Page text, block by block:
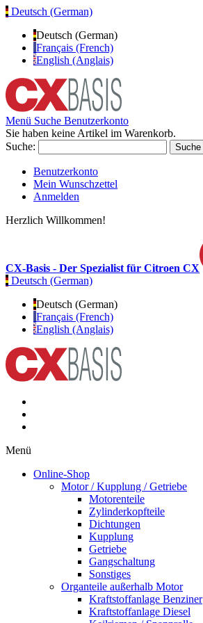
Deutsch (German)
Deutsch (German)
Français (French)
English (Anglais)
Menü Suche Benutzerkonto
Sie haben keine Artikel im Warenkorb.
Suche:
Suche
Benutzerkonto
Mein Wunschzettel
Anmelden
Herzlich Willkommen!
CX-Basis - Der Spezialist für Citroen CX
Deutsch (German)
Deutsch (German)
Français (French)
English (Anglais)
Menü
Online-Shop
Motor / Kupplung / Getriebe
Motorenteile
Zylinderkopfteile
Dichtungen
Kupplung
Getriebe
Gangschaltung
Sonstiges
Organteile außerhalb Motor
Kraftstoffanlage Benziner
Kraftstoffanlage Diesel